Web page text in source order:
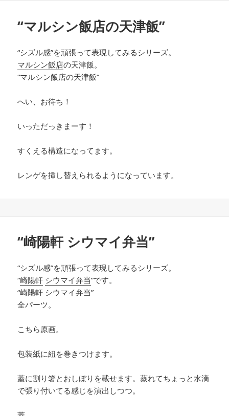
“マルシン飯店の天津飯”
“シズル感”を頑張って表現してみるシリーズ。
マルシン飯店の天津飯。
“マルシン飯店の天津飯”
へい、お待ち！
いっただっきまーす！
すくえる構造になってます。
レンゲを挿し替えられるようになっています。
“崎陽軒 シウマイ弁当”
“シズル感”を頑張って表現してみるシリーズ。
“崎陽軒 シウマイ弁当”です。
“崎陽軒 シウマイ弁当”
全パーツ。
こちら原画。
包装紙に紐を巻きつけます。
蓋に割り箸とおしぼりを載せます。蒸れてちょっと水滴
で張り付いてる感じを演出しつつ。